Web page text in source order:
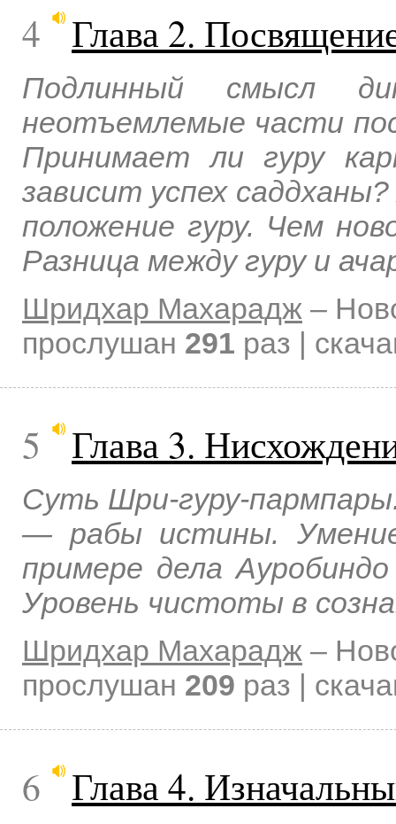
4 Глава 2.
Подлинный смысл
неотъемлемые части
Принимает ли гуру
зависит успех
положение гуру. Чем
Разница между гуру и
Шридхар Махарадж –
прослушан 291 раз |
5 Глава 3.
Суть Шри-гуру-
— рабы истины.
примере дела
Уровень чистоты в
Шридхар Махарадж –
прослушан 209 раз |
6 Глава 4.